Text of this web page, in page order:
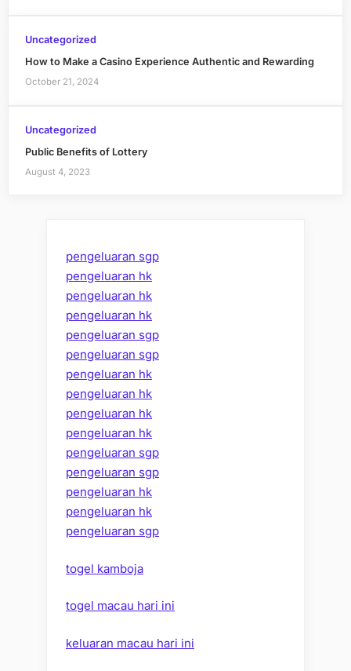
Uncategorized
How to Make a Casino Experience Authentic and Rewarding
October 21, 2024
Uncategorized
Public Benefits of Lottery
August 4, 2023
pengeluaran sgp
pengeluaran hk
pengeluaran hk
pengeluaran hk
pengeluaran sgp
pengeluaran sgp
pengeluaran hk
pengeluaran hk
pengeluaran hk
pengeluaran hk
pengeluaran sgp
pengeluaran sgp
pengeluaran hk
pengeluaran hk
pengeluaran sgp
togel kamboja
togel macau hari ini
keluaran macau hari ini